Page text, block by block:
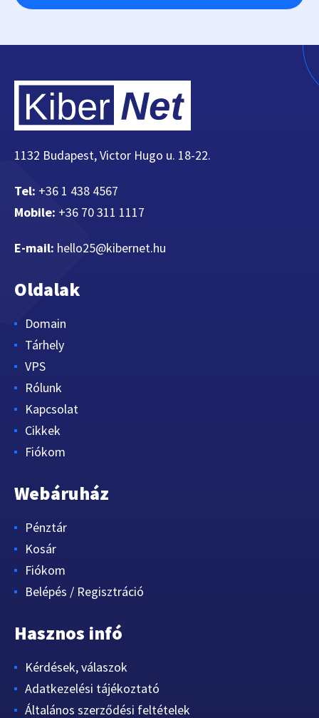
1132 Budapest, Victor Hugo u. 18-22.
Tel: +36 1 438 4567
Mobile: +36 70 311 1117
E-mail: hello25@kibernet.hu
Oldalak
Domain
Tárhely
VPS
Rólunk
Kapcsolat
Cikkek
Fiókom
Webáruház
Pénztár
Kosár
Fiókom
Belépés / Regisztráció
Hasznos infó
Kérdések, válaszok
Adatkezelési tájékoztató
Általános szerződési feltételek